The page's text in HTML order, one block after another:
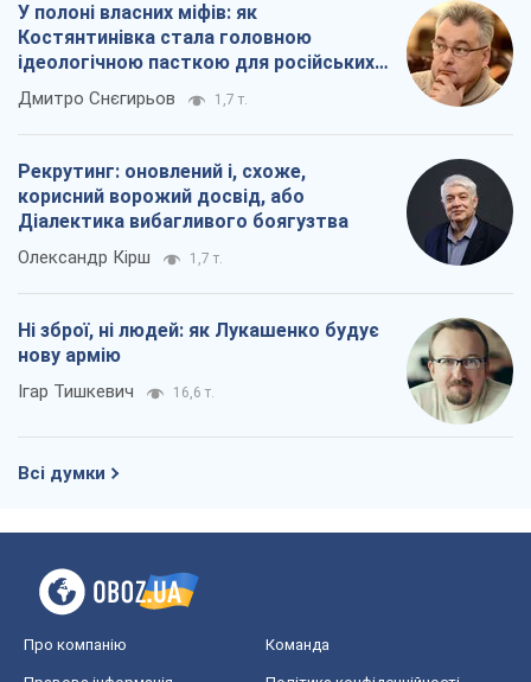
У полоні власних міфів: як
Костянтинівка стала головною
ідеологічною пасткою для російських
окупантів
Дмитро Снєгирьов 1,7 т.
Рекрутинг: оновлений і, схоже,
корисний ворожий досвід, або
Діалектика вибагливого боягузтва
Олександр Кірш 1,7 т.
Ні зброї, ні людей: як Лукашенко будує
нову армію
Ігар Тишкевич 16,6 т.
Всі думки
Про компанію Команда